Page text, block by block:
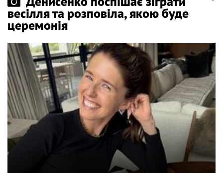
весілля та розповіла, якою буде
церемонія